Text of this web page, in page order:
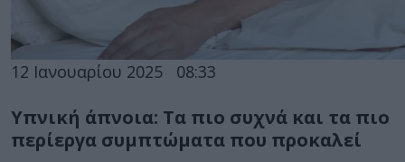
12 Ιανουαρίου 2025 08:33
Υπνική άπνοια: Τα πιο συχνά και τα πιο
περίεργα συμπτώματα που προκαλεί